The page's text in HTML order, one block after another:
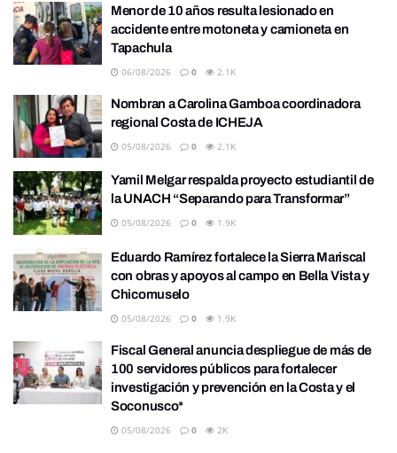
Menor de 10 años resulta lesionado en
accidente entre motoneta y camioneta en
Tapachula
06/08/2026 0 2.1K
Nombran a Carolina Gamboa coordinadora
regional Costa de ICHEJA
05/08/2026 0 2.1K
Yamil Melgar respalda proyecto estudiantil de
la UNACH “Separando para Transformar”
05/08/2026 0 1.9K
Eduardo Ramírez fortalece la Sierra Mariscal
con obras y apoyos al campo en Bella Vista y
Chicomuselo
05/08/2026 0 1.9K
Fiscal General anuncia despliegue de más de
100 servidores públicos para fortalecer
investigación y prevención en la Costa y el
Soconusco*
05/08/2026 0 2K